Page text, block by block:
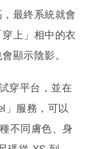
最終系統就會
上」相中的衣
顯示陰影。
穿平台，並在
」服務，可以
不同膚色、身